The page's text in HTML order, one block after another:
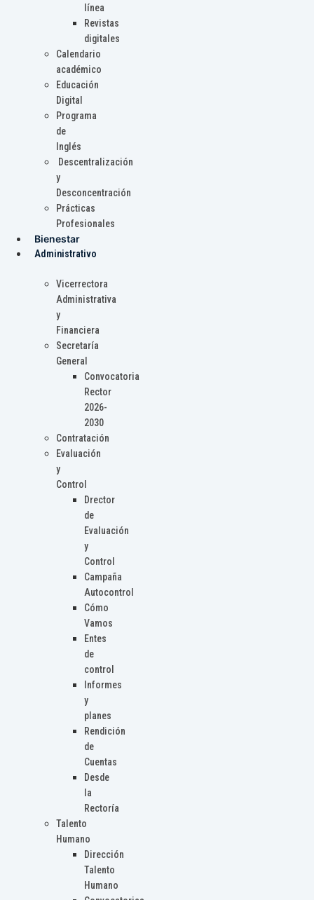
línea
Revistas
digitales
Calendario
académico
Educación
Digital
Programa
de
Inglés
Descentralización
y
Desconcentración
Prácticas
Profesionales
Bienestar
Administrativo
Vicerrectora
Administrativa
y
Financiera
Secretaría
General
Convocatoria
Rector
2026-
2030
Contratación
Evaluación
y
Control
Drector
de
Evaluación
y
Control
Campaña
Autocontrol
Cómo
Vamos
Entes
de
control
Informes
y
planes
Rendición
de
Cuentas
Desde
la
Rectoría
Talento
Humano
Dirección
Talento
Humano